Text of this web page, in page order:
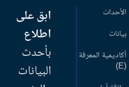
الأحداث
بيانات
أكاديمية المعرفة
ابق على
اطلاع
بأحدث
البيانات